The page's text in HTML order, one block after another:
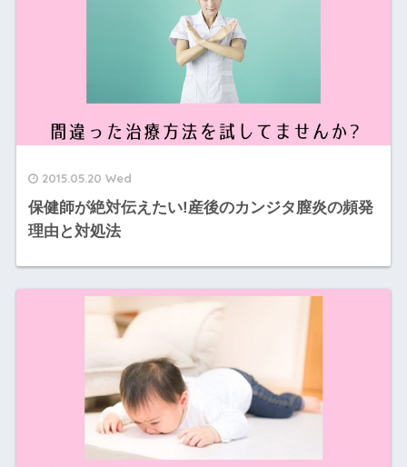
2015.05.20 Wed
保健師が絶対伝えたい!産後のカンジタ膣炎の頻発
理由と対処法